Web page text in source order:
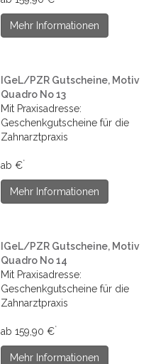
Mehr Informationen
IGeL/PZR Gutscheine, Motiv
Quadro No 13
Mit Praxisadresse:
Geschenkgutscheine für die
Zahnarztpraxis
ab €*
Mehr Informationen
IGeL/PZR Gutscheine, Motiv
Quadro No 14
Mit Praxisadresse:
Geschenkgutscheine für die
Zahnarztpraxis
ab 159,90 €*
Mehr Informationen